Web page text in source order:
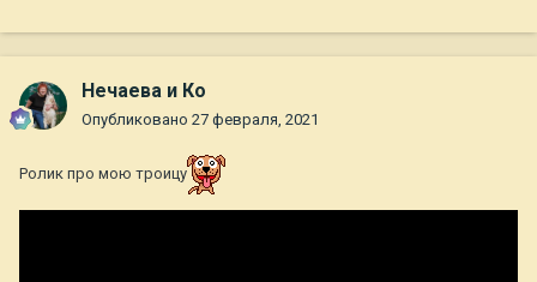
Нечаева и Ко
Опубликовано 27 февраля, 2021
Ролик про мою троицу